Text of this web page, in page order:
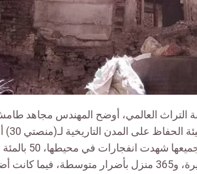
التراث العالمي، أوضح المهندس مجاهد
الدراسات
مسحاً عام 2017، شمل
تضررت، حيث تأثر 48 منزلاً بأضرار كبيرة، و365 منزل بأضرار متوسطة،